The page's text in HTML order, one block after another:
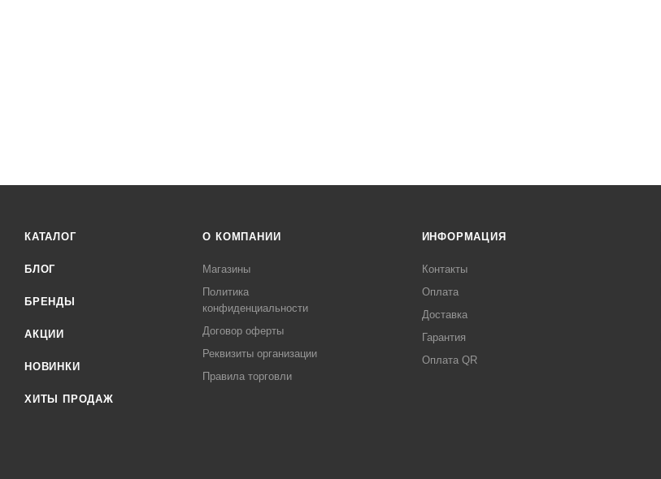
КАТАЛОГ
БЛОГ
БРЕНДЫ
АКЦИИ
НОВИНКИ
ХИТЫ ПРОДАЖ
О КОМПАНИИ
Магазины
Политика
конфиденциальности
Договор оферты
Реквизиты организации
Правила торговли
ИНФОРМАЦИЯ
Контакты
Оплата
Доставка
Гарантия
Оплата QR